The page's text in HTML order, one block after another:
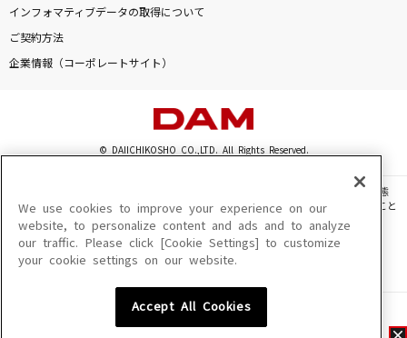
インフォマティブデータの取得について
ご契約方法
企業情報（コーポレートサイト）
© DAIICHIKOSHO CO.,LTD. All Rights Reserved.
このサイトに掲載されている一切の文章・画像・写真・動画・音声等を、手段や形態
を問わず、著作権法の定める範囲を超えて無断で複製、転載、ファイル化などすること
を禁じます。
楽曲及びコンテンツは、機種によりご利用いただけない場合があります。
楽曲及びコンテンツの配信日、配信内容が変更になる場合があります。
We use cookies to improve your experience on our
website, to personalize content and ads and to analyze
our traffic. Please click [Cookie Settings] to customize
your cookie settings on our website.
Accept All Cookies